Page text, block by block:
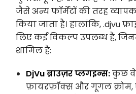
जैसे अन्य फॉर्मेटों की तरह
किया जाता है। हालांकि, .djvu
लिए कई विकल्प उपलब्ध हैं,
शामिल हैं:
DjVu ब्राउज़र प्लगइन्स:कुछ
फ़ायरफ़ॉक्स और गूगल